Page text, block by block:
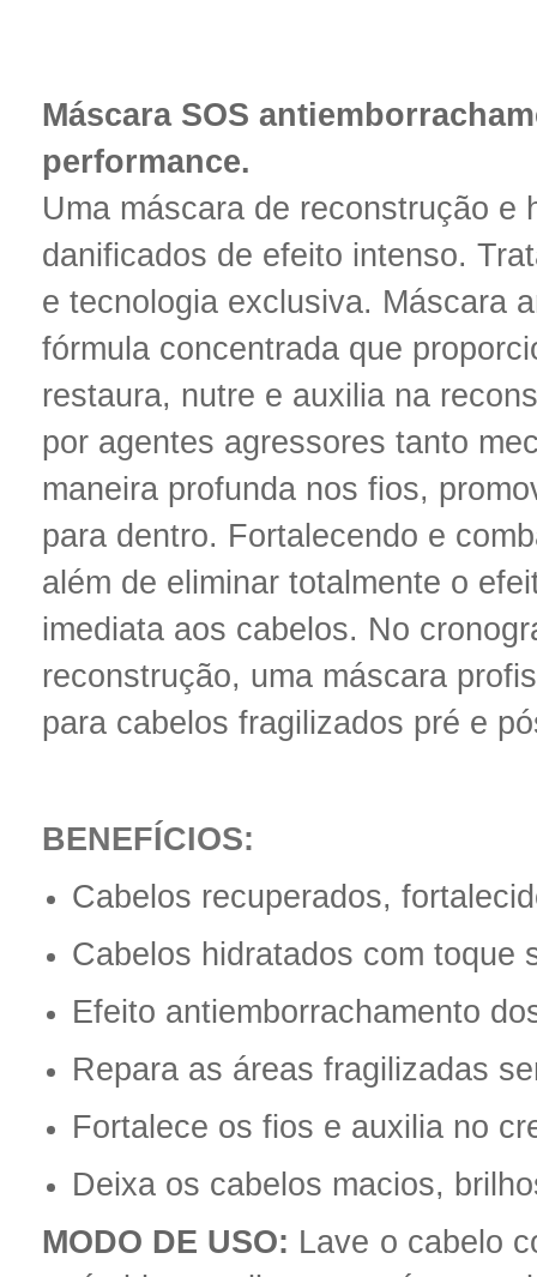
Máscara SOS
performance.
Uma máscara de reconstrução e
danificados de efeito intenso.
e tecnologia exclusiva. Máscara
fórmula concentrada que
restaura, nutre e auxilia na
por agentes agressores tanto
maneira profunda nos fios,
para dentro. Fortalecendo e
além de eliminar totalmente o
imediata aos cabelos. No
reconstrução, uma máscara
para cabelos fragilizados pré e
BENEFÍCIOS:
Cabelos recuperados,
Cabelos hidratados com toque
Efeito antiemborrachamento
Repara as áreas fragilizadas
Fortalece os fios e auxilia no
Deixa os cabelos macios,
MODO DE USO: Lave o cabelo